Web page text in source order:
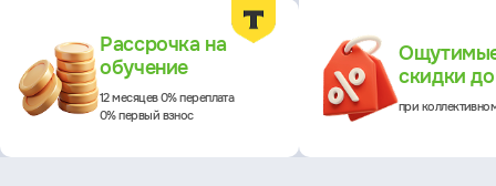
Рассрочка на
обучение
12 месяцев 0% переплата
0% первый взнос
скидки
при